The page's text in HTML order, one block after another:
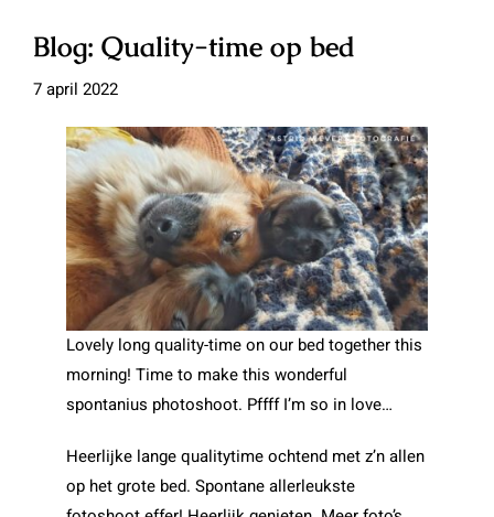
Blog: Quality-time op bed
7 april 2022
Lovelylong quality-time on our bed together this
morning! Time to make this wonderful
spontanius photoshoot. Pffff I’m so in love…
Heerlijke lange qualitytime ochtend met z’n allen
op het grote bed. Spontane allerleukste